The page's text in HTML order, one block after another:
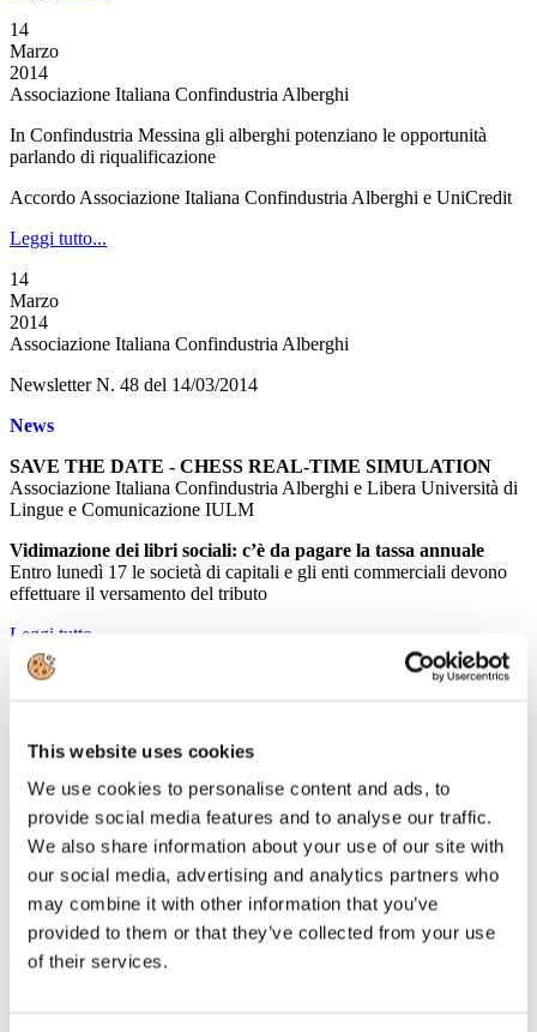
This website uses cookies
We use cookies to personalise content and ads, to
provide social media features and to analyse our traffic.
We also share information about your use of our site with
our social media, advertising and analytics partners who
may combine it with other information that you’ve
provided to them or that they’ve collected from your use
of their services.
14
Marzo
2014
Associazione Italiana Confindustria Alberghi
In Confindustria Messina gli alberghi potenziano le opportunità
parlando di riqualificazione
Accordo Associazione Italiana Confindustria Alberghi e UniCredit
Leggi tutto...
14
Marzo
2014
Associazione Italiana Confindustria Alberghi
Newsletter N. 48 del 14/03/2014
News
SAVE THE DATE - CHESS REAL-TIME SIMULATION
Associazione Italiana Confindustria Alberghi e Libera Università di
Lingue e Comunicazione IULM
Vidimazione dei libri sociali: c’è da pagare la tassa annuale
Entro lunedì 17 le società di capitali e gli enti commerciali devono
effettuare il versamento del tributo
Leggi tutto...
13
Associazione Italiana Confindustria Alberghi
Associazione Italiana Confindustria Alberghi e la Rete Nazionale
degli Istituti Alberghieri insieme per favorire l’orientamento e le
scelte professionali degli studenti
E’ stato siglato oggi - nell’ambito dell’edizione 2014 di Fareturismo
- il Protocollo d’intesa tra l’Associazione italiana Confindustria
Alberghi e Re.Na.I.A., la Rete Nazionale degli Istituti Alberghieri.
Leggi tutto...